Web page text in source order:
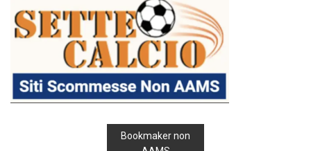
Bookmaker non